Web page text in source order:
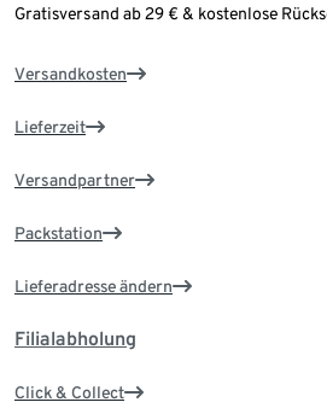
Gratisversand ab 29 € & kostenlose
Versandkosten
Lieferzeit
Versandpartner
Packstation
Lieferadresse ändern
Filialabholung
Click & Collect